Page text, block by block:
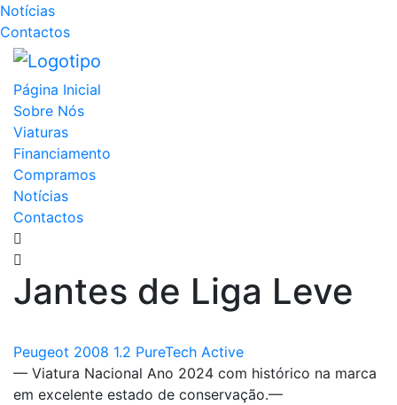
Notícias
Contactos
Página Inicial
Sobre Nós
Viaturas
Financiamento
Compramos
Notícias
Contactos
Jantes de Liga Leve
Peugeot 2008 1.2 PureTech Active
— Viatura Nacional Ano 2024 com histórico na marca
em excelente estado de conservação.—